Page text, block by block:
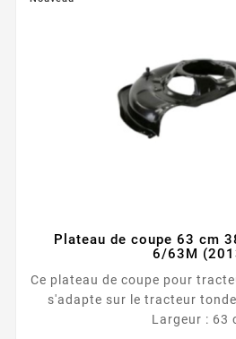
Plateau de coupe 63 cm
6/63M
Ce plateau de coupe pour
s'adapte sur le tracteur
Largeur : 63